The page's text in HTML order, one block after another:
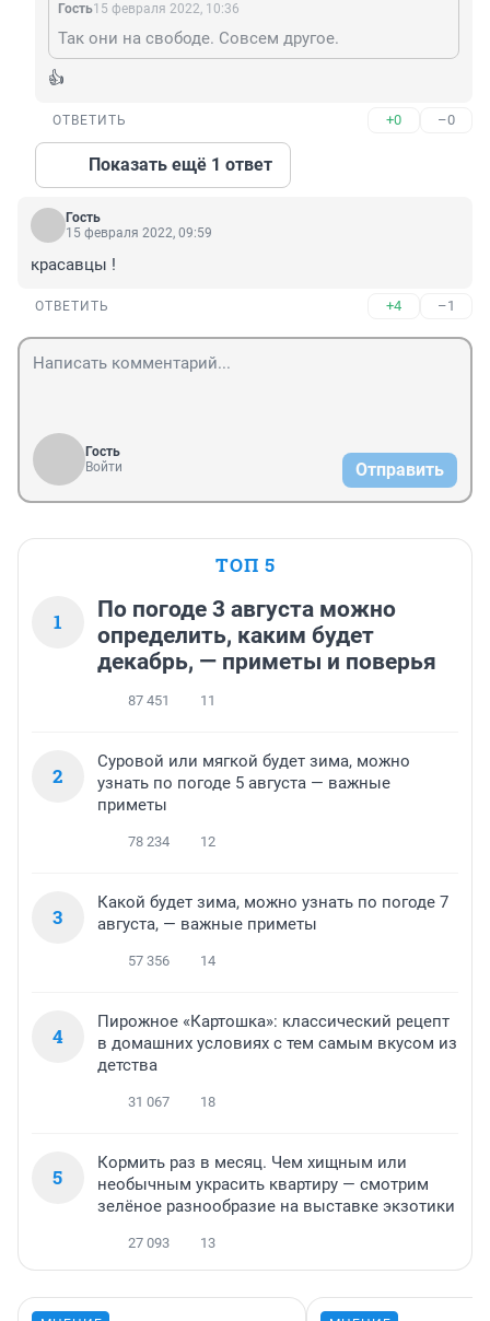
Гость15 февраля 2022, 10:36
Так они на свободе. Совсем другое.
👍
ОТВЕТИТЬ +0 –0
Показать ещё 1 ответ
Гость
15 февраля 2022, 09:59
красавцы !
ОТВЕТИТЬ +4 –1
Гость
Войти
Отправить
ТОП 5
1
По погоде 3 августа можно
определить, каким будет
декабрь, — приметы и поверья
87 451 11
2
Суровой или мягкой будет зима, можно
узнать по погоде 5 августа — важные
приметы
78 234 12
3
Какой будет зима, можно узнать по погоде 7
августа, — важные приметы
57 356 14
4
Пирожное «Картошка»: классический рецепт
в домашних условиях с тем самым вкусом из
детства
31 067 18
5
Кормить раз в месяц. Чем хищным или
необычным украсить квартиру — смотрим
зелёное разнообразие на выставке экзотики
27 093 13